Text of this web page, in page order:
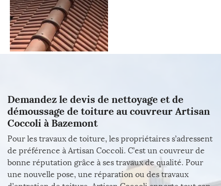
Demandez le devis de nettoyage et de
démoussage de toiture au couvreur Artisan
Coccoli à Bazemont
Pour les travaux de toiture, les propriétaires s’adressent
de préférence à Artisan Coccoli. C’est un couvreur de
bonne réputation grâce à ses travaux de qualité. Pour
une nouvelle pose, une réparation ou des travaux